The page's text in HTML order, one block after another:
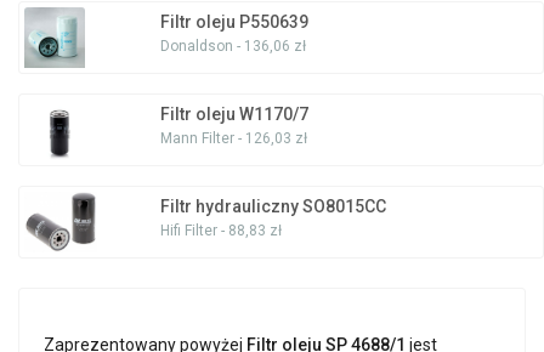
Filtr oleju P550639
Donaldson - 136,06 zł
Filtr oleju W1170/7
Mann Filter - 126,03 zł
Filtr hydrauliczny SO8015CC
Hifi Filter - 88,83 zł
Zaprezentowany powyżej Filtr oleju SP 4688/1 jest